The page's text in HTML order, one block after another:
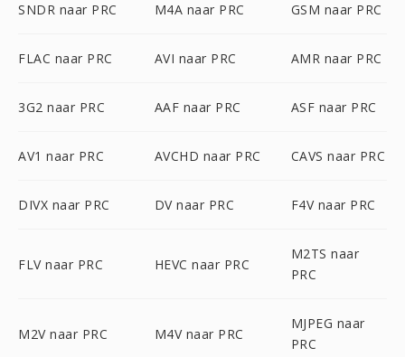
SNDR naar PRC M4A naar PRC GSM naar PRC
FLAC naar PRC AVI naar PRC AMR naar PRC
3G2 naar PRC AAF naar PRC ASF naar PRC
AV1 naar PRC AVCHD naar PRC CAVS naar PRC
DIVX naar PRC DV naar PRC F4V naar PRC
FLV naar PRC HEVC naar PRC
M2TS naar
PRC
M2V naar PRC M4V naar PRC
MJPEG naar
PRC